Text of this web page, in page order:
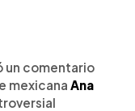
un comentario
mexicana Ana